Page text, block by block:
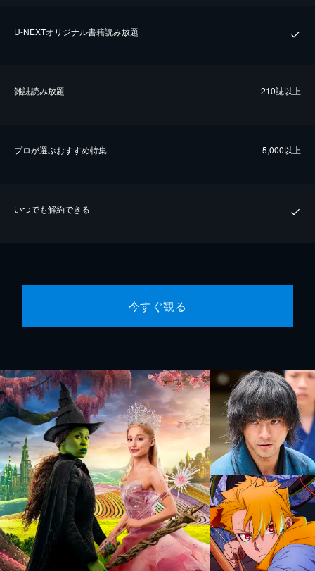
U-NEXTオリジナル書籍読み放題
雑誌読み放題 210誌以上
プロが選ぶおすすめ特集 5,000以上
いつでも解約できる
今すぐ観る